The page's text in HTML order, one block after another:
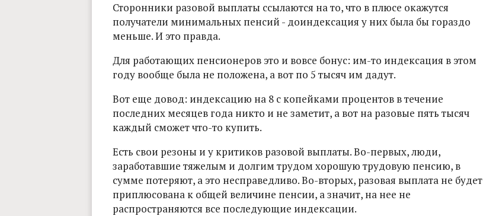
Сторонники разовой выплаты ссылаются на то, что в плюсе окажутся
получатели минимальных пенсий - доиндексация у них была бы гораздо
меньше. И это правда.
Для работающих пенсионеров это и вовсе бонус: им-то индексация в этом
году вообще была не положена, а вот по 5 тысяч им дадут.
Вот еще довод: индексацию на 8 с копейками процентов в течение
последних месяцев года никто и не заметит, а вот на разовые пять тысяч
каждый сможет что-то купить.
Есть свои резоны и у критиков разовой выплаты. Во-первых, люди,
заработавшие тяжелым и долгим трудом хорошую трудовую пенсию, в
сумме потеряют, а это несправедливо. Во-вторых, разовая выплата не будет
приплюсована к общей величине пенсии, а значит, на нее не
распространяются все последующие индексации.